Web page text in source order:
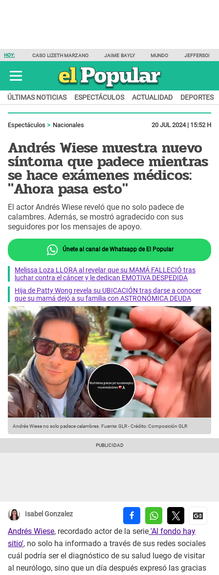
HOY: CASO LIZETH MARZANO JAIME BAYLY MUNDO JEFFERSON
ÚLTIMAS NOTICIAS ESPECTÁCULOS ACTUALIDAD DEPORTES
Espectáculos Nacionales 20 JUL 2024 | 15:52 H
Andrés Wiese muestra nuevo
síntoma que padece mientras
se hace exámenes médicos:
"Ahora pasa esto"
El actor Andrés Wiese reveló que no solo padece de
calambres. Además, se mostró agradecido con sus
seguidores por los mensajes de apoyo.
Únete al canal de Whatsapp de El Popular
Melissa Loza LLORA al revelar que su MAMÁ FALLECIÓ tras
luchar contra el cáncer y le dedican EMOTIVA DESPEDIDA
Hija de Patty Wong revela su UBICACIÓN tras darse a conocer
que su mamá dejó a su familia con ASTRONÓMICA DEUDA
Andrés Wiese no solo padece calambres. Fuente: GLR-Crédito: Composición GLR
Isabel Gonzalez
Andrés Wiese, recordado actor de la serie 'Al fondo hay
sitio', no solo ha informado a través de sus redes sociales
cuál podría ser el diagnóstico de su salud luego de visitar
al neurólogo, sino que un día después expresó las gracias